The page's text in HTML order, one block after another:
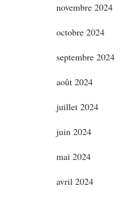
novembre 2024
octobre 2024
septembre 2024
août 2024
juillet 2024
juin 2024
mai 2024
avril 2024